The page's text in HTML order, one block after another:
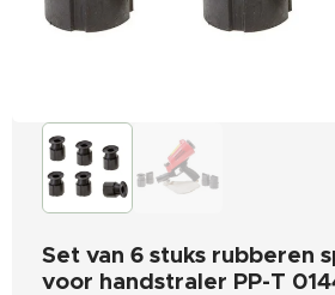
Set van 6 stuks rubberen
voor handstraler PP-T